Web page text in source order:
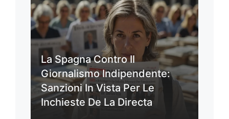
La Spagna Contro Il
Giornalismo Indipendente:
Sanzioni In Vista Per Le
Inchieste De La Directa